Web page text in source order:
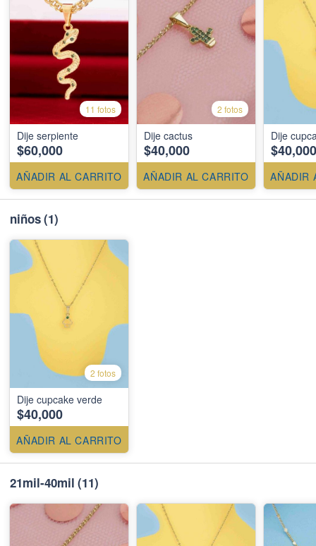
11 fotos
Dije serpiente
$60,000
AÑADIR AL CARRITO
2 fotos
Dije cactus
$40,000
AÑADIR AL CARRITO
Dije
$40,000
AÑADIR
niños(1)
2 fotos
Dije cupcake verde
$40,000
AÑADIR AL CARRITO
21mil-40mil (11)